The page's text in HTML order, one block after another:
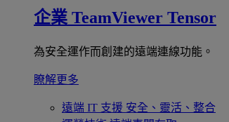
企業 TeamViewer Tensor
為安全運作而創建的遠端連線功能。
瞭解更多
遠端 IT 支援 安全、靈活、整合